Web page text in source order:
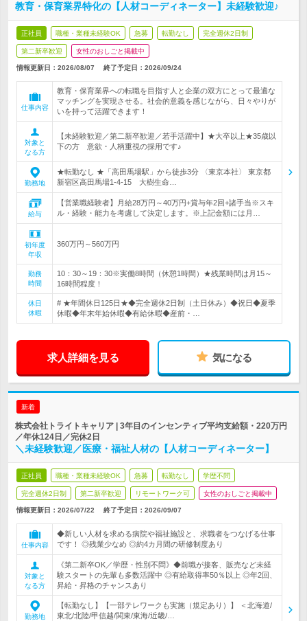
教育・保育業界特化の【人材コーディネーター】未経験歓迎♪
正社員 職種・業種未経験OK 急募 転勤なし 完全週休2日制
第二新卒歓迎 女性のおしごと掲載中
情報更新日：2026/08/07 終了予定日： 2026/09/24
仕事内容
教育・保育業界への転職を目指す人と企業の双方にとって最適な
マッチングを実現させる。社会的意義を感じながら、日々やりが
いを持って活躍できます！
対象と
なる方
【未経験歓迎／第二新卒歓迎／若手活躍中】★大卒以上★35歳以
下の方 意欲・人柄重視の採用です♪
勤務地
★転勤なし ★「高田馬場駅」から徒歩3分 〈東京本社〉 東京都
新宿区高田馬場1-4-15 大樹生命…
給与
【営業職経験者】月給28万円～40万円+賞与年2回+諸手当※スキ
ル・経験・能力を考慮して決定します。※上記金額には月…
初年度
年収
360万円～560万円
勤務
時間
10：30～19：30※実働8時間（休憩1時間）★残業時間は月15～
16時間程度！
休日
休暇
# ★年間休日125日★◆完全週休2日制（土日休み）◆祝日◆夏季
休暇◆年末年始休暇◆有給休暇◆産前・…
求人詳細を見る 気になる
新着
株式会社トライトキャリア | 3年目のインセンティブ平均支給額・220万円
／年休124日／完休2日
＼未経験歓迎／医療・福祉人材の【人材コーディネーター】
正社員 職種・業種未経験OK 急募 転勤なし 学歴不問
完全週休2日制 第二新卒歓迎 リモートワーク可 女性のおしごと掲載中
情報更新日：2026/07/22 終了予定日： 2026/09/07
仕事内容
◆新しい人材を求める病院や福祉施設と、求職者をつなげる仕事
です！ ◎残業少なめ ◎約4カ月間の研修制度あり
対象と
なる方
《第二新卒OK／学歴・性別不問》◆前職が接客、販売など未経
験スタートの先輩も多数活躍中 ◎有給取得率50％以上 ◎年2回、
昇給・昇格のチャンスあり
勤務地
【転勤なし】【一部テレワークも実施（規定あり）】 ＜北海道/
東北/北陸/甲信越/関東/東海/近畿/…